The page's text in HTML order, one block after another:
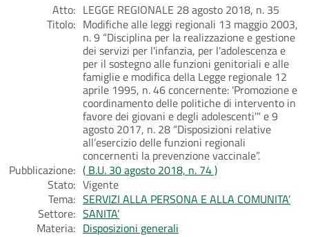
Atto: LEGGE REGIONALE 28 agosto 2018, n. 35
Titolo: Modifiche alle leggi regionali 13 maggio 2003,
n. 9 “Disciplina per la realizzazione e gestione
dei servizi per l'infanzia, per l'adolescenza e
per il sostegno alle funzioni genitoriali e alle
famiglie e modifica della Legge regionale 12
aprile 1995, n. 46 concernente: 'Promozione e
coordinamento delle politiche di intervento in
favore dei giovani e degli adolescenti'" e 9
agosto 2017, n. 28 “Disposizioni relative
all’esercizio delle funzioni regionali
concernenti la prevenzione vaccinale”.
Pubblicazione: ( B.U. 30 agosto 2018, n. 74 )
Stato: Vigente
Tema: SERVIZI ALLA PERSONA E ALLA COMUNITA’
Settore: SANITA’
Materia: Disposizioni generali